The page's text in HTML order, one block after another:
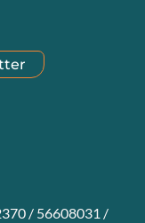
/ 56608031 /